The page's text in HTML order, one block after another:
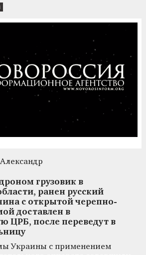
грузовик в
ранен русский
с открытой черепно-
доставлен в
ЦРБ, после переведут в
Украины с применением